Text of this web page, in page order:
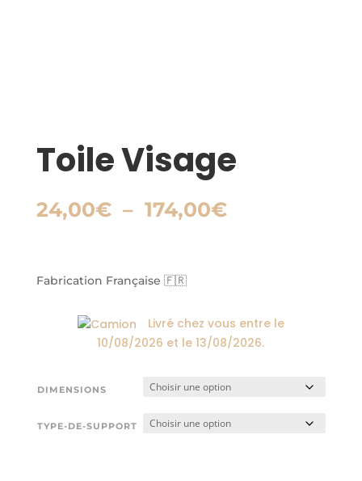
Toile Visage
24,00€ – 174,00€Plage
Fabrication Française 🇫🇷
Livré chez vous entre le
10/08/2026 et le13/08/2026.
DIMENSIONS
TYPE-DE-SUPPORT